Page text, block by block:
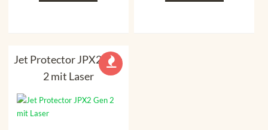
Jet Protector JPX2 Gen
2 mit Laser